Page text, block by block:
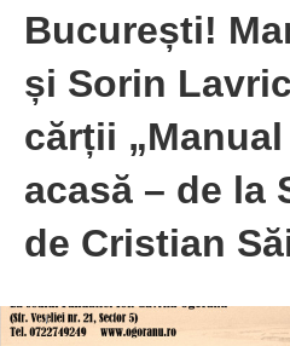
București!
și Sorin
cărții
acasă – de la
de Cristian